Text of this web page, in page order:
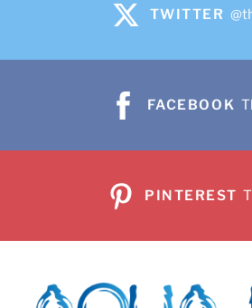
TWITTER
FACEBOOK
PINTEREST